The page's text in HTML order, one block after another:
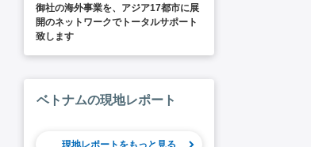
御社の海外事業を、アジア17都市に展
開のネットワークでトータルサポート
致します
ベトナムの現地レポート
現地レポートをもっと見る